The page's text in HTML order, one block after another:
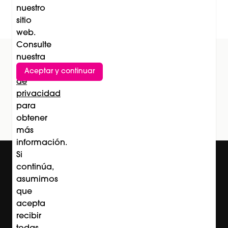
experiencia de belleza
Suscríbete al newsletter
nuestro
sitio
web.
Consulte
nuestra
Política
de
privacidad
para
obtener
más
información.
Si
continúa,
asumimos
que
acepta
recibir
Aceptar y continuar